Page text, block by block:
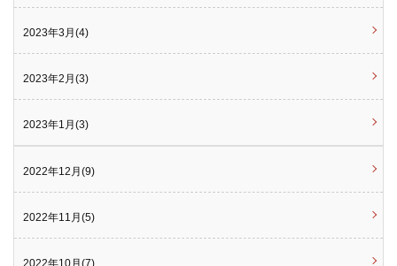
2023年3月(4)
2023年2月(3)
2023年1月(3)
2022年12月(9)
2022年11月(5)
2022年10月(7)